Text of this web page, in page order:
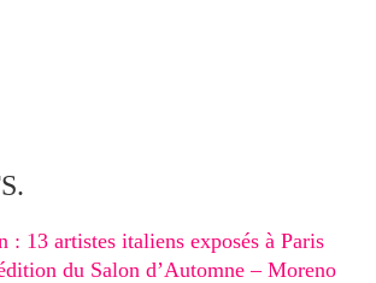
: 13 artistes italiens exposés à Paris
du Salon d’Automne – Moreno